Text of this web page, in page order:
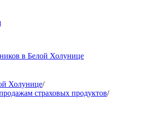
в Белой Холунице
Холунице/
страховых продуктов/